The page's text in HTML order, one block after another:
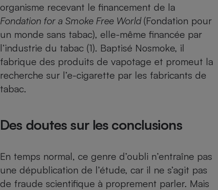
organisme recevant le financement de la
Fondation for a Smoke Free World(Fondation pour
un monde sans tabac), elle-même financée par
l’industrie du tabac (1). Baptisé Nosmoke, il
fabrique des produits de vapotage et promeut la
recherche sur l’e-cigarette par les fabricants de
tabac.
Des doutes sur les conclusions
En temps normal, ce genre d’oubli n’entraîne pas
une dépublication de l’étude, car il ne s’agit pas
de fraude scientifique à proprement parler. Mais
Plaque de cuisson à
induction
Climatiseur -
Ventilateur
Téléphone mobile -
Smartphone
Antivirus
Radiateur électrique
Ventilateur